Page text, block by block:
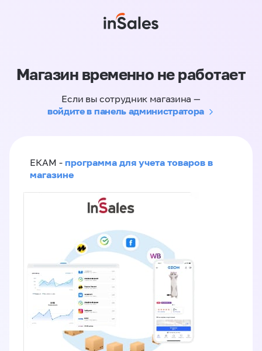
Магазин временно не работает
Если вы сотрудник магазина —
войдите в панель администратора
ЕКАМ - программа для учета товаров в
магазине